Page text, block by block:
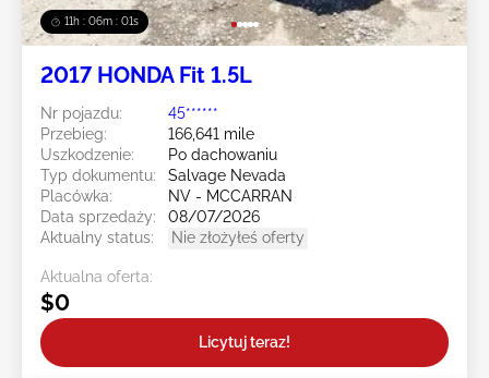
11h : 05m : 59s
2017 HONDA Fit 1.5L
Nr pojazdu:
45******
Przebieg:
166,641 mile
Uszkodzenie:
Po dachowaniu
Typ dokumentu:
Salvage Nevada
Placówka:
NV - MCCARRAN
Data sprzedaży:
08/07/2026
Aktualny status:
Nie złożyłeś oferty
Aktualna oferta:
$0
Licytuj teraz!